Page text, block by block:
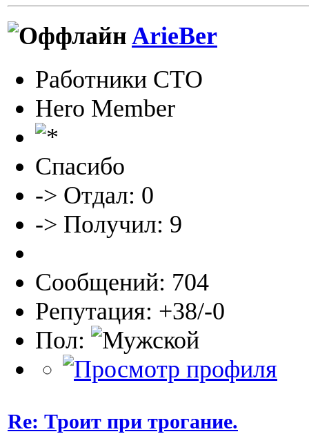
ArieBer
Работники СТО
Hero Member
Спасибо
-> Отдал: 0
-> Получил: 9
Сообщений: 704
Репутация: +38/-0
Пол:
Re: Троит при трогание.